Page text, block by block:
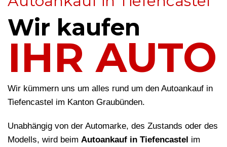
Wir kaufen
IHR AUTO
Wir kümmern uns um alles rund um den Autoankauf in
Tiefencastel im Kanton Graubünden.
Unabhängig von der Automarke, des Zustands oder des
Modells, wird beim Autoankauf in Tiefencastel im